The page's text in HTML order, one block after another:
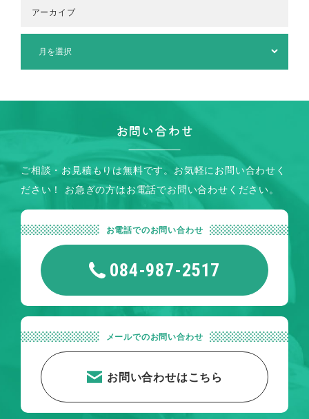
アーカイブ
お問い合わせ
ご相談・お見積もりは無料です。お気軽にお問い合わせく
ださい！
お急ぎの方はお電話でお問い合わせください。
お電話でのお問い合わせ
084-987-2517
メールでのお問い合わせ
お問い合わせはこちら